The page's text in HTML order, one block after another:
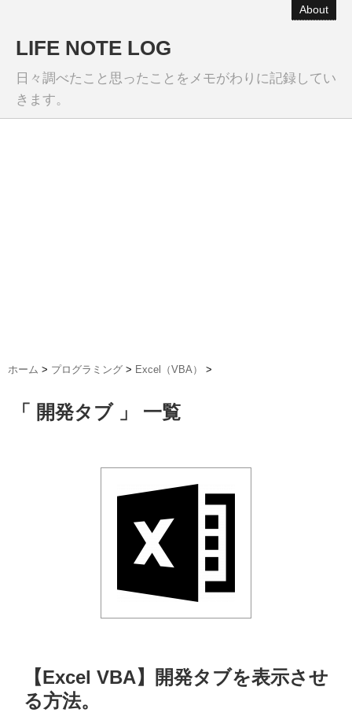
About
LIFE NOTE LOG
日々調べたこと思ったことをメモがわりに記録してい
きます。
ホーム > プログラミング > Excel（VBA） >
「 開発タブ 」 一覧
【Excel VBA】開発タブを表示させ
る方法。